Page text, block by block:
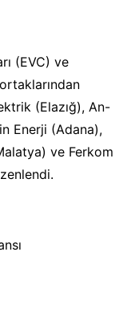
(EVC) ve
(Elazığ), An-
Enerji (Adana),
ve Ferkom